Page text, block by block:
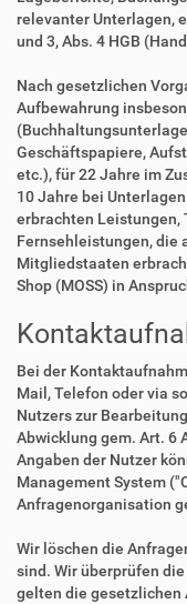
relevanter Unterlagen,
und 3, Abs. 4 HGB
Nach gesetzlichen
Aufbewahrung
Geschäftspapiere,
etc.), für 22 Jahre im
10 Jahre bei
erbrachten Leistungen,
Fernsehleistungen, die
Mitgliedstaaten
Shop (MOSS) in
Bei der
Mail, Telefon oder via
Nutzers zur
Abwicklung gem. Art. 6
Angaben der Nutzer
Management System
Anfragenorganisation
Wir löschen die
sind. Wir überprüfen
gelten die